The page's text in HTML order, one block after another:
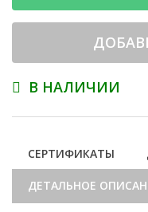
В НАЛИЧИИ
СЕРТИФИКАТЫ
ДЕТАЛЬНОЕ